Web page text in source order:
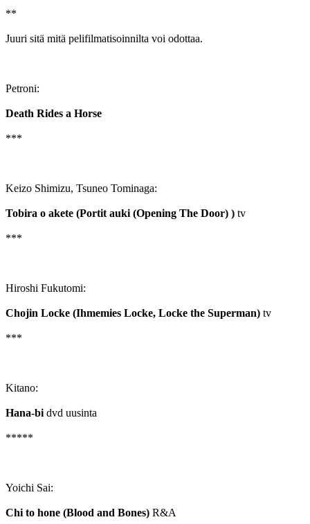
**
Juuri sitä mitä pelifilmatisoinnilta voi odottaa.
Petroni:
Death Rides a Horse
***
Keizo Shimizu, Tsuneo Tominaga:
Tobira o akete (Portit auki (Opening The Door) ) tv
***
Hiroshi Fukutomi:
Chojin Locke (Ihmemies Locke, Locke the Superman) tv
***
Kitano:
Hana-bi dvd uusinta
*****
Yoichi Sai:
Chi to hone (Blood and Bones) R&A